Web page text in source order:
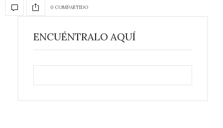
0 COMPARTIDO
ENCUÉNTRALO AQUÍ